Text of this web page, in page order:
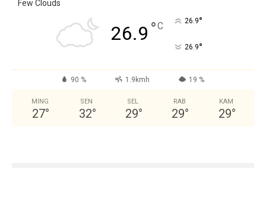
Few Clouds
26.9 °C 26.9°
26.9°
90 % 1.9kmh 19 %
MING
27°
SEN
32°
SEL
29°
RAB
29°
KAM
29°